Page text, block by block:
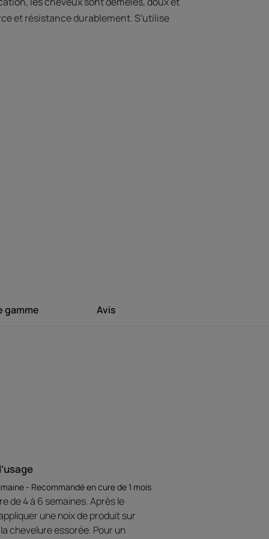
et résistance durablement. S'utilise
masque possède un parfum
Environnement
gamme Avis
- Recommandé en cure de 1 mois
de 4 à 6 semaines. Après le
une noix de produit sur
chevelure essorée. Pour un